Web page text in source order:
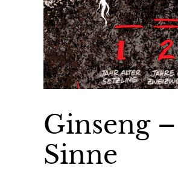
Ginseng
Sinne